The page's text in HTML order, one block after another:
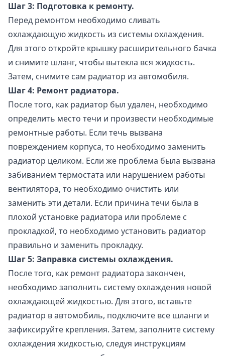
Шаг 3: Подготовка к ремонту.
Перед ремонтом необходимо сливать
охлаждающую жидкость из системы охлаждения.
Для этого откройте крышку расширительного бачка
и снимите шланг, чтобы вытекла вся жидкость.
Затем, снимите сам радиатор из автомобиля.
Шаг 4: Ремонт радиатора.
После того, как радиатор был удален, необходимо
определить место течи и произвести необходимые
ремонтные работы. Если течь вызвана
повреждением корпуса, то необходимо заменить
радиатор целиком. Если же проблема была вызвана
забиванием термостата или нарушением работы
вентилятора, то необходимо очистить или
заменить эти детали. Если причина течи была в
плохой установке радиатора или проблеме с
прокладкой, то необходимо установить радиатор
правильно и заменить прокладку.
Шаг 5: Заправка системы охлаждения.
После того, как ремонт радиатора закончен,
необходимо заполнить систему охлаждения новой
охлаждающей жидкостью. Для этого, вставьте
радиатор в автомобиль, подключите все шланги и
зафиксируйте крепления. Затем, заполните систему
охлаждения жидкостью, следуя инструкциям